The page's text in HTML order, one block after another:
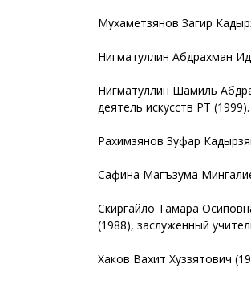
Мухаметзянов Загир
Нигматуллин Абдрахман
Нигматуллин Шамиль
деятель искусств РТ (1999).
Рахимзянов Зуфар
Сафина Магъзума
Скиргайло Тамара
(1988), заслуженный
Хаков Вахит Хуззятович